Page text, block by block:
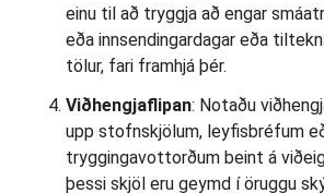
einu til að tryggja að engar
eða innsendingardagar eða
tölur, fari framhjá þér.
Viðhengjaflipan: Notaðu
upp stofnskjölum, leyfisbréfum
tryggingavottorðum beint á
þessi skjöl eru geymd í öruggu